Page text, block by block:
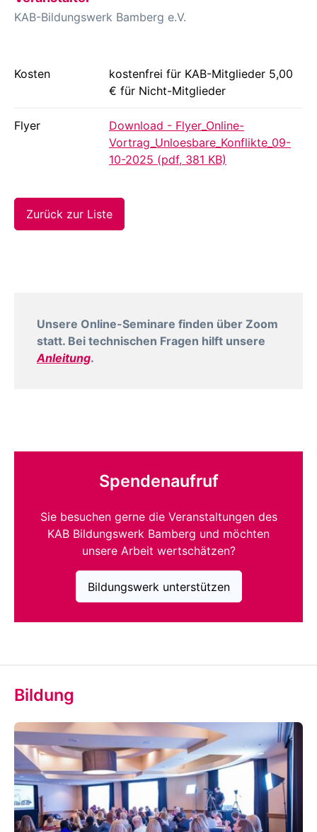
KAB-Bildungswerk Bamberg e.V.
Kosten
kostenfrei für KAB-Mitglieder 5,00
€ für Nicht-Mitglieder
Flyer
Download - Flyer_Online-
Vortrag_Unloesbare_Konflikte_09-
10-2025 (pdf, 381 KB)
Zurück zur Liste
Unsere Online-Seminare finden über Zoom
statt. Bei technischen Fragen hilft unsere
Anleitung.
Spendenaufruf
Sie besuchen gerne die Veranstaltungen des
KAB Bildungswerk Bamberg und möchten
unsere Arbeit wertschätzen?
Bildungswerk unterstützen
Bildung